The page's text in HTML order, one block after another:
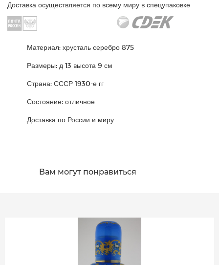
Доставка осуществляется по всему миру в спецупаковке
Материал: хрусталь серебро 875
Размеры: д 13 высота 9 см
Страна: СССР 1930-е гг
Состояние: отличное
Доставка по России и миру
Вам могут понравиться